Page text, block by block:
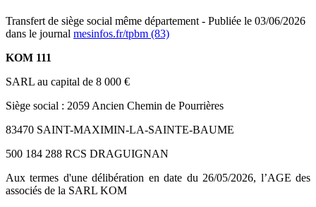
Transfert de siège social même département - Publiée le 03/06/2026
dans le journal mesinfos.fr/tpbm (83)
KOM 111
SARL au capital de 8 000 €
Siège social : 2059 Ancien Chemin de Pourrières
83470 SAINT-MAXIMIN-LA-SAINTE-BAUME
500 184 288 RCS DRAGUIGNAN
Aux termes d'une délibération en date du 26/05/2026, l’AGE des
associés de la SARL KOM